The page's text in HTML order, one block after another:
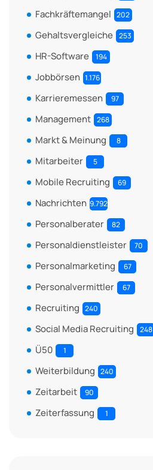
Fachkräftemangel 202
Gehaltsvergleiche 253
HR-Software 194
Jobbörsen 1.176
Karrieremessen 97
Management 268
Markt & Meinung 8
Mitarbeiter 5
Mobile Recruiting 69
Nachrichten 9.792
Personalberater 82
Personaldienstleister 70
Personalmarketing 67
Personalvermittler 67
Recruiting 240
Social Media Recruiting 248
Ü50 1
Weiterbildung 240
Zeitarbeit 90
Zeiterfassung 1